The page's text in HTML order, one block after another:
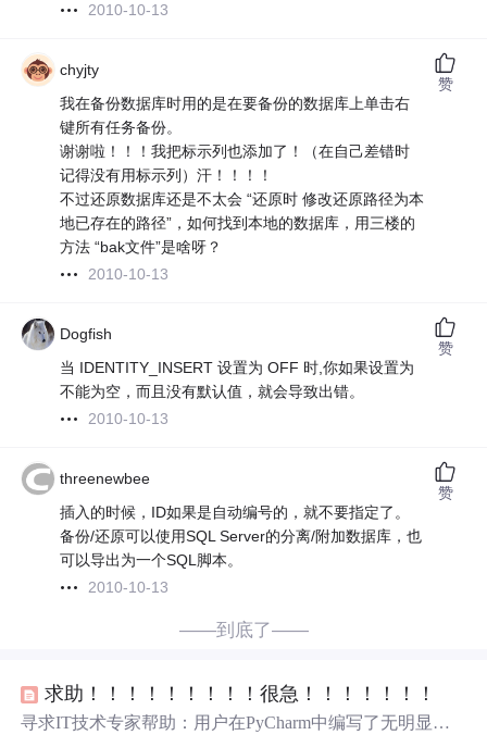
2010-10-13
chyjty
我在备份数据库时用的是在要备份的数据库上单击右
键所有任务备份。
谢谢啦！！！我把标示列也添加了！（在自己差错时
记得没有用标示列）汗！！！！
不过还原数据库还是不太会 “还原时 修改还原路径为本
地已存在的路径”，如何找到本地的数据库，用三楼的
方法 “bak文件”是啥呀？
2010-10-13
赞
Dogfish
当 IDENTITY_INSERT 设置为 OFF 时,你如果设置为
不能为空，而且没有默认值，就会导致出错。
2010-10-13
赞
threenewbee
插入的时候，ID如果是自动编号的，就不要指定了。
备份/还原可以使用SQL Server的分离/附加数据库，也
可以导出为一个SQL脚本。
2010-10-13
赞
——到底了——
求助！！！！！！！！！很急！！！！！！！
寻求IT技术专家帮助：用户在PyCharm中编写了无明显错